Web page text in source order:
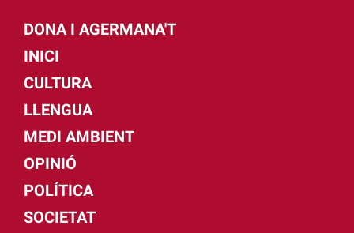
DONA I AGERMANA'T
INICI
CULTURA
LLENGUA
MEDI AMBIENT
OPINIÓ
POLÍTICA
SOCIETAT